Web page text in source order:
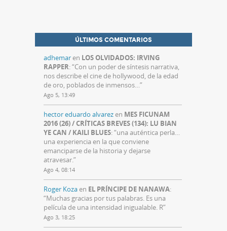
ÚLTIMOS COMENTARIOS
adhemaren LOS OLVIDADOS: IRVING
RAPPER: “Con un poder de síntesis narrativa,
nos describe el cine de hollywood, de la edad
de oro, poblados de inmensos…”
Ago 5, 13:49
hector eduardo alvarezen MES FICUNAM
2016 (26) / CRÍTICAS BREVES (134): LU BIAN
YE CAN / KAILI BLUES: “una auténtica perla…
una experiencia en la que conviene
emanciparse de la historia y dejarse
atravesar.”
Ago 4, 08:14
Roger Kozaen EL PRÍNCIPE DE NANAWA:
“Muchas gracias por tus palabras. Es una
película de una intensidad inigualable. R”
Ago 3, 18:25